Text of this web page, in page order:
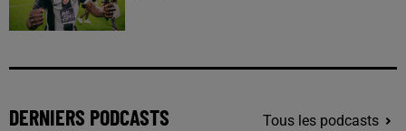
DERNIERS PODCASTS Tous les podcasts